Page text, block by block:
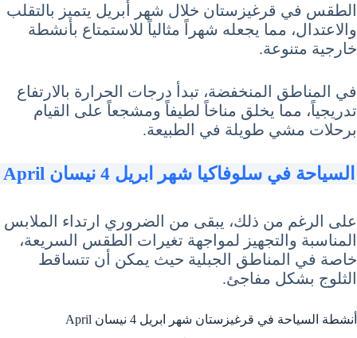
الطقس في قرغيزستان خلال شهر أبريل يتميز بالتقلب
والاعتدال، مما يجعله شهراً مثالياً للاستمتاع بأنشطة
خارجية متنوعة.
في المناطق المنخفضة، تبدأ درجات الحرارة بالارتفاع
تدريجياً، مما يخلق مناخاً لطيفاً ومشجعاً على القيام
برحلات مشي طويلة في الطبيعة.
السياحة في سلوفاكيا شهر ابريل 4 نيسان April
على الرغم من ذلك، يبقى من الضروري ارتداء الملابس
المناسبة والتجهيز لمواجهة تغيرات الطقس السريعة،
خاصة في المناطق الجبلية حيث يمكن أن تتساقط
الثلوج بشكل مفاجئ.
أنشطة السياحة في قرغيزستان شهر ابريل 4 نيسان April